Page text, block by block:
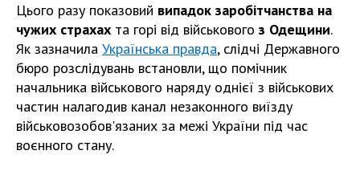
Цього разу показовий випадок заробітчанства на
чужих страхах та горі від військового з Одещини.
Як зазначила Українська правда, слідчі Державного
бюро розслідувань встановли, що помічник
начальника військового наряду однієї з військових
частин налагодив канал незаконного виїзду
військовозобов'язаних за межі України під час
воєнного стану.